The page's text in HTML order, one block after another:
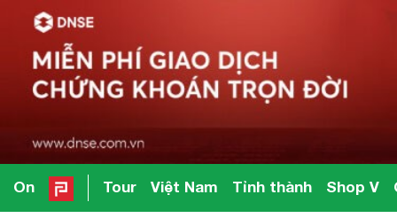
On Tour Việt Nam Tỉnh thành Shop V